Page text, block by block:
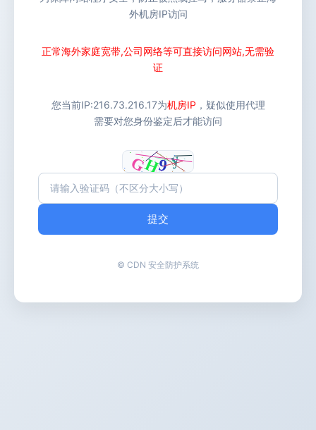
外机房IP访问
正常海外家庭宽带,公司网络等可直接访问网站,无需验
证
您当前IP:216.73.216.17为机房IP ，疑似使用代理
需要对您身份鉴定后才能访问
提交
© CDN 安全防护系统